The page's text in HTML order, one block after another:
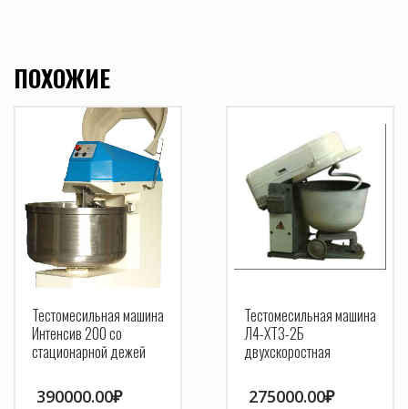
ПОХОЖИЕ
Тестомесильная машина
Интенсив 200 со
стационарной дежей
390000.00₽
Тестомесильная машина
Л4-ХТ3-2Б
двухскоростная
275000.00₽